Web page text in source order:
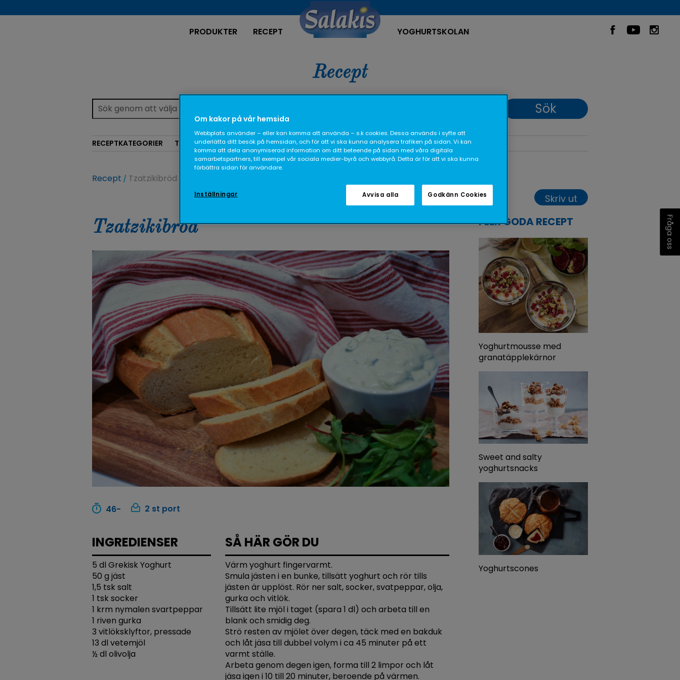
Fråga oss
PRODUKTER RECEPT YOGHURTSKOLAN
Recept
RECEPTKATEGORIER TEMAN
Recept Tzatzikibröd
Skriv ut
Tzatzikibröd
46- 2 st port
INGREDIENSER
5 dl Grekisk Yoghurt
50 g jäst
1,5 tsk salt
1 tsk socker
1 krm nymalen svartpeppar
1 riven gurka
3 vitlöksklyftor, pressade
13 dl vetemjöl
½ dl olivolja
SÅ HÄR GÖR DU
Värm yoghurt fingervarmt.
Smula jästen i en bunke, tillsätt yoghurt och rör tills
jästen är upplöst. Rör ner salt, socker, svatpeppar, olja,
gurka och vitlök.
Tillsätt lite mjöl i taget (spara 1 dl) och arbeta till en
blank och smidig deg.
Strö resten av mjölet över degen, täck med en bakduk
och låt jäsa till dubbel volym i ca 45 minuter på ett
varmt ställe.
Arbeta genom degen igen, forma till 2 limpor och låt
jäsa igen i 10 till 20 minuter, beroende på värmen.
FLER GODA RECEPT
Yoghurtmousse med
granatäpplekärnor
Sweet and salty
yoghurtsnacks
Yoghurtscones
Om kakor på vår hemsida
Webbplats använder – eller kan komma att använda – s.k cookies. Dessa används i syfte att
underlätta ditt besök på hemsidan, och för att vi ska kunna analysera trafiken på sidan. Vi kan
komma att dela anonymiserad information om ditt beteende på sidan med våra digitala
samarbetspartners, till exempel vår sociala medier-byrå och webbyrå. Detta är för att vi ska kunna
förbättra sidan för användare.
Avvisa alla Godkänn Cookies
Inställningar